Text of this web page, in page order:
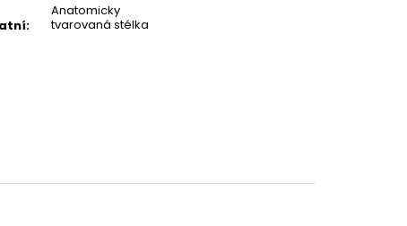
:
Anatomicky
tvarovaná stélka